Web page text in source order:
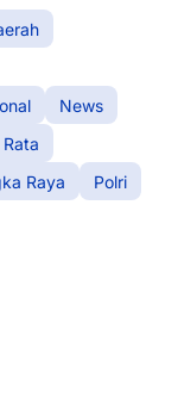
News
Raya
Polri